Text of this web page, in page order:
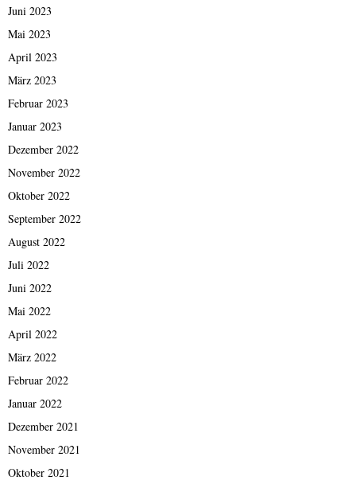
Juni 2023
Mai 2023
April 2023
März 2023
Februar 2023
Januar 2023
Dezember 2022
November 2022
Oktober 2022
September 2022
August 2022
Juli 2022
Juni 2022
Mai 2022
April 2022
März 2022
Februar 2022
Januar 2022
Dezember 2021
November 2021
Oktober 2021